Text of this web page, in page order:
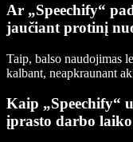
Ar „Speechify“
jaučiant protinį
Taip, balso naudojimas
kalbant, neapkraunant
Kaip „Speechify“
įprasto darbo